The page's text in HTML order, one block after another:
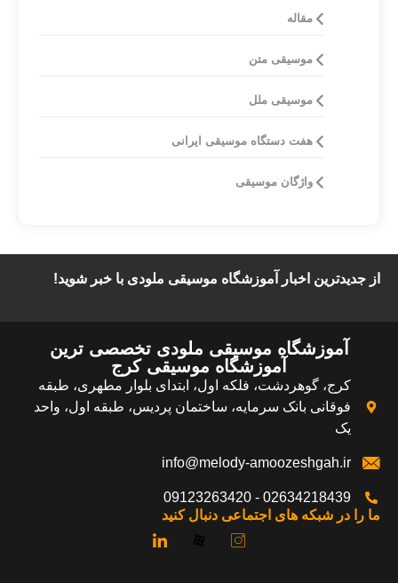
مقاله
موسیقی متن
موسیقی ملل
هفت دستگاه موسیقی ایرانی
واژگان موسیقی
از جدیدترین اخبار آموزشگاه موسیقی ملودی با خبر شوید!​
آموزشگاه موسیقی ملودی تخصصی ترین
آموزشگاه موسیقی کرج​
کرج، گوهردشت، فلکه اول، ابتدای بلوار مطهری، طبقه
فوقانی بانک سرمایه، ساختمان پردیس، طبقه اول، واحد
یک
info@melody-amoozeshgah.ir
02634218439 - 09123263420
ما را در شبکه های اجتماعی دنبال کنید